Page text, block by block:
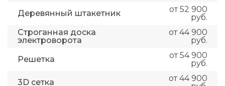
Деревянный штакетник
от 52 900
руб.
Строганная доска
электроворота
от 44 900
руб.
Решетка
от 54 900
руб.
3D сетка
от 44 900